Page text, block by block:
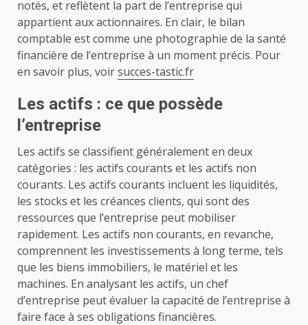
notés, et reflètent la part de l’entreprise qui
appartient aux actionnaires. En clair, le bilan
comptable est comme une photographie de la santé
financière de l’entreprise à un moment précis. Pour
en savoir plus, voirsucces-tastic.fr
Les actifs : ce que possède
l’entreprise
Les actifs se classifient généralement en deux
catégories : les actifs courants et les actifs non
courants. Les actifs courants incluent les liquidités,
les stocks et les créances clients, qui sont des
ressources que l’entreprise peut mobiliser
rapidement. Les actifs non courants, en revanche,
comprennent les investissements à long terme, tels
que les biens immobiliers, le matériel et les
machines. En analysant les actifs, un chef
d’entreprise peut évaluer la capacité de l’entreprise à
faire face à ses obligations financières.